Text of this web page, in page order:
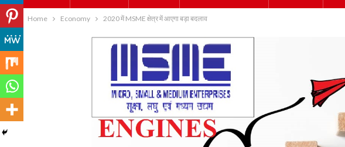
Home Economy 2020 में MSME क्षेत्र में आएगा बड़ा बदलाव